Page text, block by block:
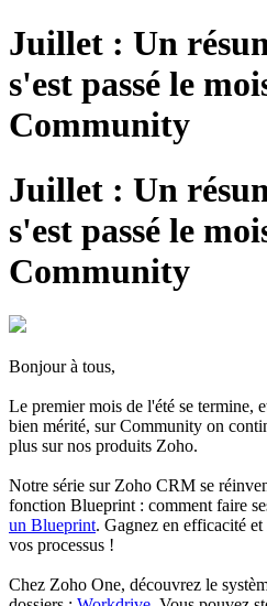
Juillet : Un
s'est passé le
Community
Juillet : Un
s'est passé le
Community
Bonjour à tous,
Le premier mois de l'été se termine,
bien mérité, sur Community on
plus sur nos produits Zoho.
Notre série sur Zoho CRM se
fonction Blueprint : comment faire
un Blueprint. Gagnez en efficacité
vos processus !
Chez Zoho One, découvrez le